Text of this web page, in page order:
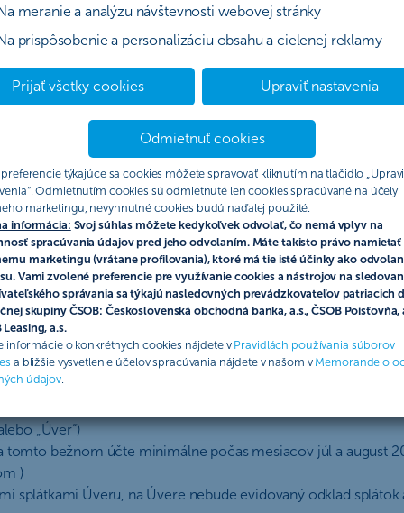
meranie a analýzu návštevnosti webovej stránky
prispôsobenie a personalizáciu obsahu a cielenej reklamy
Prijať všetky cookies Upraviť nastavenia
Odmietnuť cookies
preferencie týkajúce sa cookies môžete spravovať kliknutím na tlačidlo
Odmietnutím cookies sú odmietnuté len cookies spracúvané na účely
marketingu, nevyhnutné cookies budú naďalej použité.
informácia: Svoj súhlas môžete kedykoľvek odvolať, čo nemá vplyv na
spracúvania údajov pred jeho odvolaním. Máte takisto právo namietať
marketingu (vrátane profilovania), ktoré má tie isté účinky ako
Vami zvolené preferencie pre využívanie cookies a nástrojov na
správania sa týkajú nasledovných prevádzkovateľov patriacich
skupiny ČSOB: Československá obchodná banka, a.s., ČSOB Poisťovňa,
Leasing, a.s.
informácie o konkrétnych cookies nájdete v Pravidlách používania súborov
a bližšie vysvetlenie účelov spracúvania nájdete v našom v Memorande o
údajov
splátku späť“
Československá obchodná banka, a. s., so sídlom Žižkova
vložka č. 4314/B (ďalej len „ČSOB“ alebo „organizátor“).
účastníkov akcie a pravidlá tejto akcie (ďalej len
zmysle § 850 zák. č. 40/1964 Zb. Občianskeho zákonníka v
vyplatiť benefit vo forme peňažnej odmeny
„účastník“), ktorý súčasne splní všetky podmienky
viac ako 2 000 EUR v termíne od 1.5.2025 (vrátane) a
„Úver“)
tomto bežnom účte minimálne počas mesiacov júl a august
)
splátkami Úveru, na Úvere nebude evidovaný odklad